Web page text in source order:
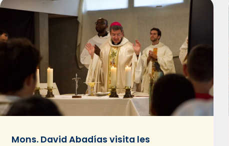
Mons. David Abadías visita les